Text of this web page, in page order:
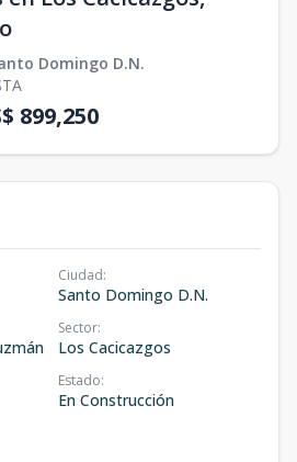
Domingo D.N.
899,250
Ciudad:
Santo Domingo D.N.
Sector:
Los Cacicazgos
Estado:
En Construcción